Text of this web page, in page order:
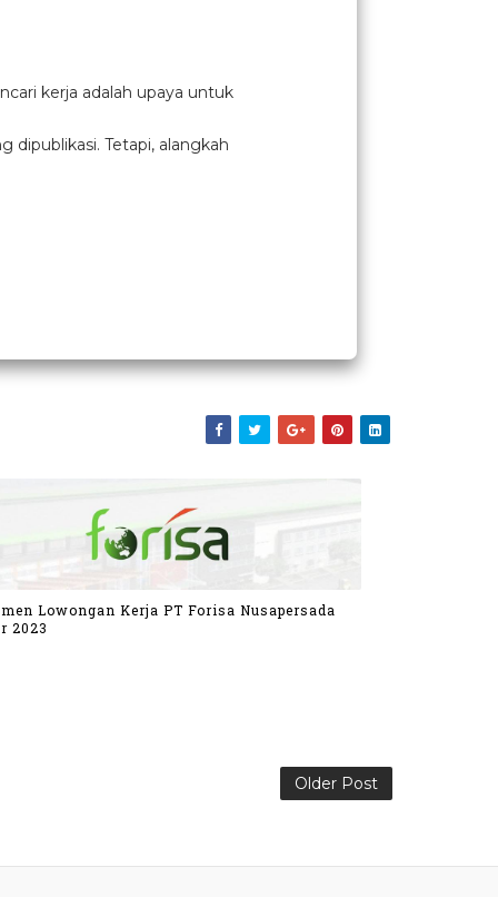
kerja adalah upaya untuk
Tetapi, alangkah
Lowongan Kerja PT Forisa Nusapersada
2023
Older Post